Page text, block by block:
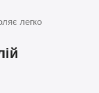
легко